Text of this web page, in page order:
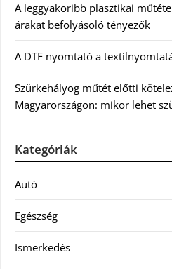
A leggyakoribb plasztikai
árakat befolyásoló tényezők
A DTF nyomtató a
Szürkehályog műtét előtti
Magyarországon: mikor lehet
Kategóriák
Autó
Egészség
Ismerkedés